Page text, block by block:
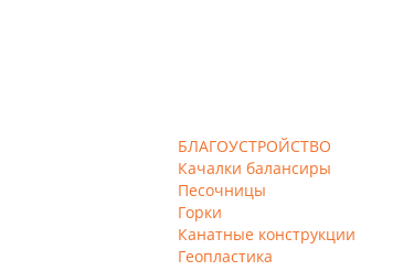
БЛАГОУСТРОЙСТВО
Качалки балансиры
Песочницы
Горки
Канатные конструкции
Геопластика